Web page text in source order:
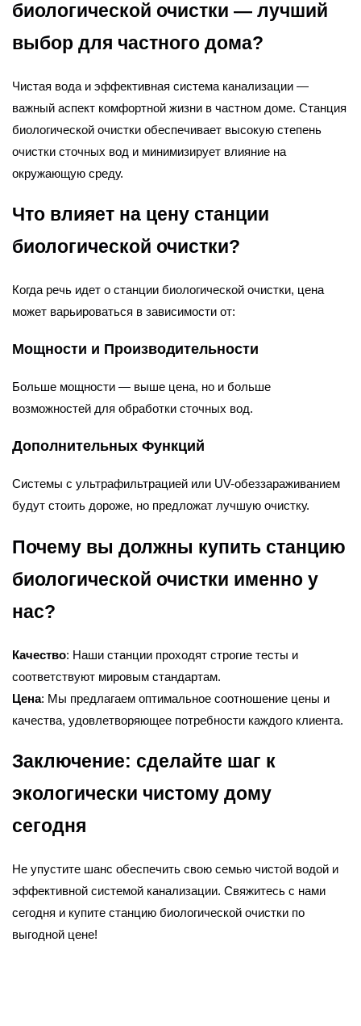
биологической очистки — лучший
выбор для частного дома?
Чистая вода и эффективная система канализации —
важный аспект комфортной жизни в частном доме. Станция
биологической очистки обеспечивает высокую степень
очистки сточных вод и минимизирует влияние на
окружающую среду.
Что влияет на цену станции
биологической очистки?
Когда речь идет о станции биологической очистки, цена
может варьироваться в зависимости от:
Мощности и Производительности
Больше мощности — выше цена, но и больше
возможностей для обработки сточных вод.
Дополнительных Функций
Системы с ультрафильтрацией или UV-обеззараживанием
будут стоить дороже, но предложат лучшую очистку.
Почему вы должны купить станцию
биологической очистки именно у
нас?
Качество: Наши станции проходят строгие тесты и
соответствуют мировым стандартам.
Цена: Мы предлагаем оптимальное соотношение цены и
качества, удовлетворяющее потребности каждого клиента.
Заключение: сделайте шаг к
экологически чистому дому
сегодня
Не упустите шанс обеспечить свою семью чистой водой и
эффективной системой канализации. Свяжитесь с нами
сегодня и купите станцию биологической очистки по
выгодной цене!